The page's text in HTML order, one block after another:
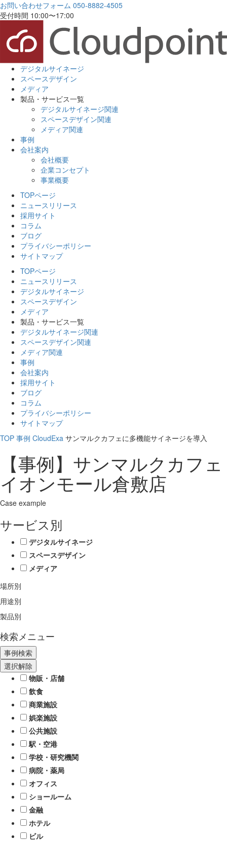
お問い合わせフォーム 050-8882-4505
受付時間 10:00〜17:00
デジタルサイネージ
スペースデザイン
メディア
製品・サービス一覧
デジタルサイネージ関連
スペースデザイン関連
メディア関連
事例
会社案内
会社概要
企業コンセプト
事業概要
TOPページ
ニュースリリース
採用サイト
コラム
ブログ
プライバシーポリシー
サイトマップ
TOPページ
ニュースリリース
デジタルサイネージ
スペースデザイン
メディア
製品・サービス一覧
デジタルサイネージ関連
スペースデザイン関連
メディア関連
事例
会社案内
採用サイト
ブログ
コラム
プライバシーポリシー
サイトマップ
TOP 事例 CloudExa サンマルクカフェに多機能サイネージを導入
【事例】サンマルクカフェ
イオンモール倉敷店
Case example
サービス別
デジタルサイネージ
スペースデザイン
メディア
場所別
用途別
製品別
検索メニュー
選択解除
物販・店舗
飲食
商業施設
娯楽施設
公共施設
駅・空港
学校・研究機関
病院・薬局
オフィス
ショールーム
金融
ホテル
ビル